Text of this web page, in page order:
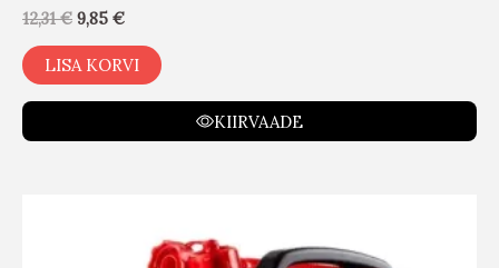
12,31€ 9,85 €
LISA KORVI
KIIRVAADE